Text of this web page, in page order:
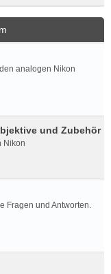
analogen Nikon
und Zubehör
Nikon
Fragen und Antworten.